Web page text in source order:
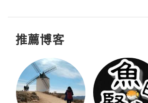
推薦博客